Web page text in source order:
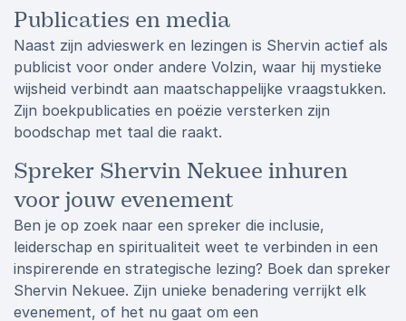
Publicaties en media
Naast zijn advieswerk en lezingen is Shervin actief als
publicist voor onder andere Volzin, waar hij mystieke
wijsheid verbindt aan maatschappelijke vraagstukken.
Zijn boekpublicaties en poëzie versterken zijn
boodschap met taal die raakt.
Spreker Shervin Nekuee inhuren
voor jouw evenement
Ben je op zoek naar een spreker die inclusie,
leiderschap en spiritualiteit weet te verbinden in een
inspirerende en strategische lezing? Boek dan spreker
Shervin Nekuee. Zijn unieke benadering verrijkt elk
evenement, of het nu gaat om een